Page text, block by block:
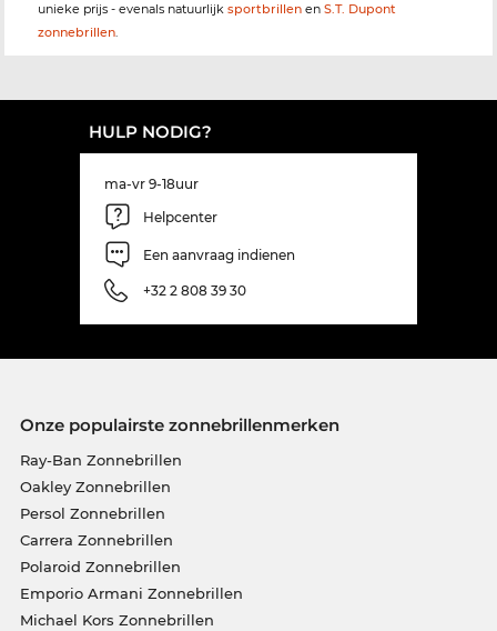
unieke prijs - evenals natuurlijk sportbrillen en S.T. Dupont
zonnebrillen.
HULP NODIG?
ma-vr 9-18uur
Helpcenter
Een aanvraag indienen
+32 2 808 39 30
Onze populairste zonnebrillenmerken
Ray-Ban Zonnebrillen
Oakley Zonnebrillen
Persol Zonnebrillen
Carrera Zonnebrillen
Polaroid Zonnebrillen
Emporio Armani Zonnebrillen
Michael Kors Zonnebrillen